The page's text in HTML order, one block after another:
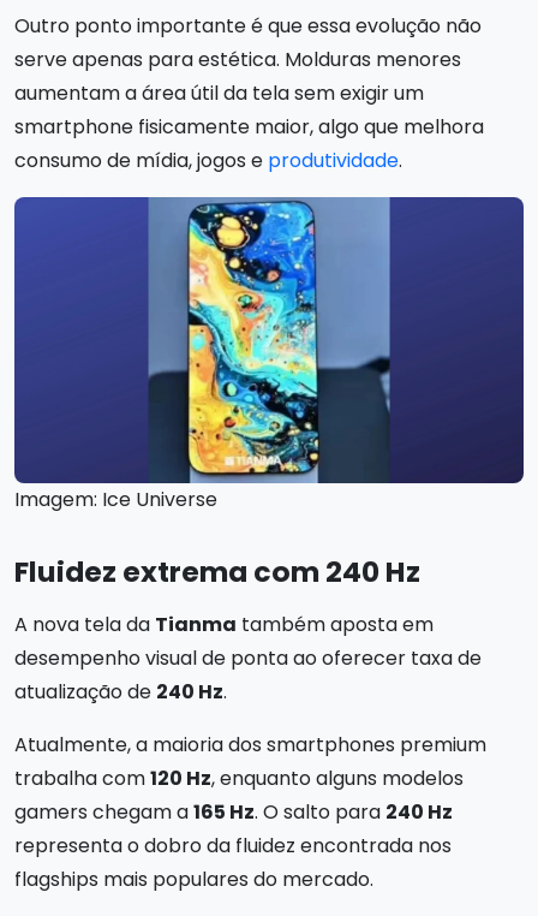
Outro ponto importante é que essa evolução não
serve apenas para estética. Molduras menores
aumentam a área útil da tela sem exigir um
smartphone fisicamente maior, algo que melhora
consumo de mídia, jogos e produtividade.
Imagem: Ice Universe
Fluidez extrema com 240 Hz
A nova tela da Tianma também aposta em
desempenho visual de ponta ao oferecer taxa de
atualização de 240 Hz.
Atualmente, a maioria dos smartphones premium
trabalha com120 Hz, enquanto alguns modelos
gamers chegam a165 Hz. O salto para 240 Hz
representa o dobro da fluidez encontrada nos
flagships mais populares do mercado.